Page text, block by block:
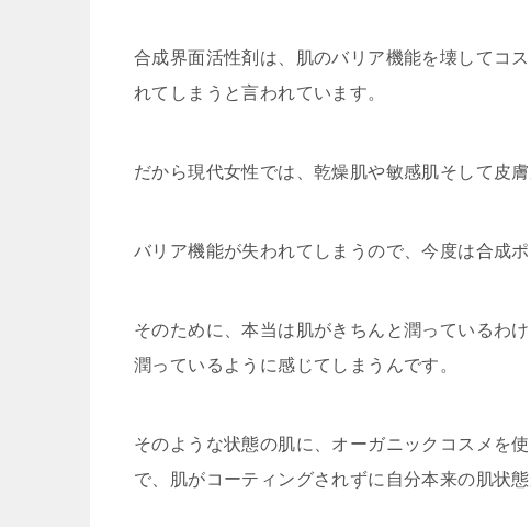
合成界面活性剤は、肌のバリア機能を壊してコ
れてしまうと言われています。
だから現代女性では、乾燥肌や敏感肌そして皮
バリア機能が失われてしまうので、今度は合成
そのために、本当は肌がきちんと潤っているわ
潤っているように感じてしまうんです。
そのような状態の肌に、オーガニックコスメを
で、肌がコーティングされずに自分本来の肌状